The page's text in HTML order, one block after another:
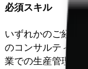
必須スキル
いずれかのご経験
のコンサルティン
業での生産管理や